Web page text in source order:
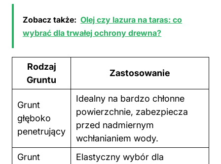
Zobacz także: Olej czy lazura na taras: co
wybrać dla trwałej ochrony drewna?
Rodzaj
Gruntu
Zastosowanie
Grunt
głęboko
penetrujący
Idealny na bardzo chłonne
powierzchnie, zabezpiecza
przed nadmiernym
wchłanianiem wody.
Grunt
Elastyczny wybór dla